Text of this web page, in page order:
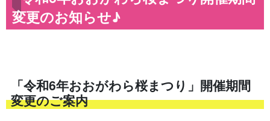
変更のお知らせ♪
「令和6年おおがわら桜まつり」開催期間
変更のご案内